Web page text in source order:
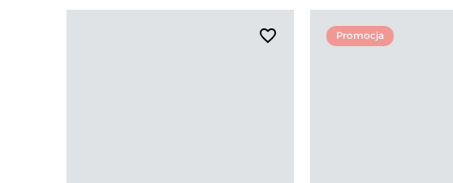
favorite_border Promocja